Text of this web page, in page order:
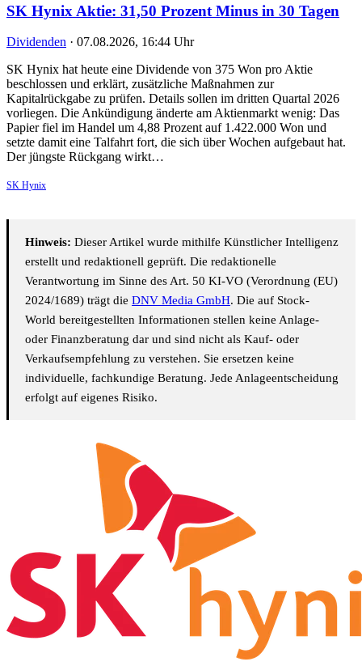
SK Hynix Aktie: 31,50 Prozent Minus in 30 Tagen
Dividenden · 07.08.2026, 16:44 Uhr
SK Hynix hat heute eine Dividende von 375 Won pro Aktie
beschlossen und erklärt, zusätzliche Maßnahmen zur
Kapitalrückgabe zu prüfen. Details sollen im dritten Quartal 2026
vorliegen. Die Ankündigung änderte am Aktienmarkt wenig: Das
Papier fiel im Handel um 4,88 Prozent auf 1.422.000 Won und
setzte damit eine Talfahrt fort, die sich über Wochen aufgebaut hat.
Der jüngste Rückgang wirkt…
SK Hynix
Hinweis: Dieser Artikel wurde mithilfe Künstlicher Intelligenz
erstellt und redaktionell geprüft. Die redaktionelle
Verantwortung im Sinne des Art. 50 KI-VO (Verordnung (EU)
2024/1689) trägt die DNV Media GmbH. Die auf Stock-
World bereitgestellten Informationen stellen keine Anlage-
oder Finanzberatung dar und sind nicht als Kauf- oder
Verkaufsempfehlung zu verstehen. Sie ersetzen keine
individuelle, fachkundige Beratung. Jede Anlageentscheidung
erfolgt auf eigenes Risiko.